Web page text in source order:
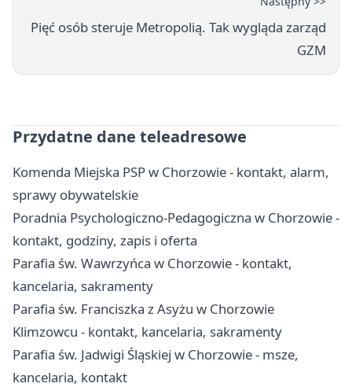
Pięć osób steruje Metropolią. Tak wygląda zarząd
GZM
Przydatne dane teleadresowe
Komenda Miejska PSP w Chorzowie - kontakt, alarm,
sprawy obywatelskie
Poradnia Psychologiczno-Pedagogiczna w Chorzowie -
kontakt, godziny, zapis i oferta
Parafia św. Wawrzyńca w Chorzowie - kontakt,
kancelaria, sakramenty
Parafia św. Franciszka z Asyżu w Chorzowie
Klimzowcu - kontakt, kancelaria, sakramenty
Parafia św. Jadwigi Śląskiej w Chorzowie - msze,
kancelaria, kontakt